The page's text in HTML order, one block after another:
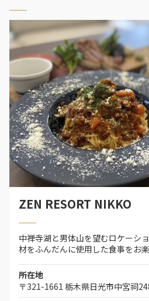
ZEN RESORT NIKKO
中禅寺湖と男体山を望むロケーシ
材をふんだんに使用した食事をお
所在地
〒321-1661 栃木県日光市中宮祠